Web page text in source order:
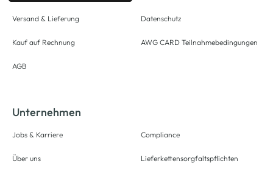
Versand & Lieferung
Kauf auf Rechnung
AGB
Datenschutz
AWG CARD Teilnahmebedingungen
Unternehmen
Jobs & Karriere
Über uns
Compliance
Lieferkettensorgfaltspflichten